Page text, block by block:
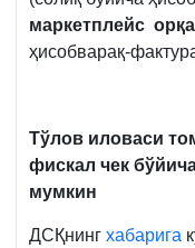
маркетплейс
ҳисобварақ-
Тўлов иловаси
фискал чек
мумкин
ДСҚнинг хабарига